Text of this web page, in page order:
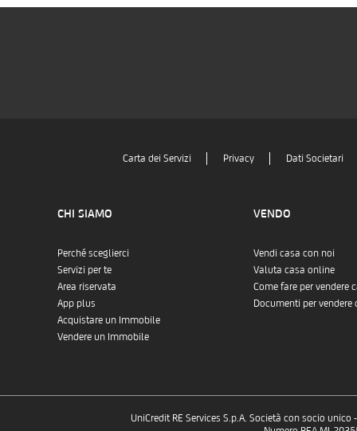
Carta dei Servizi Privacy Dati Societari
CHI SIAMO
Perché sceglierci
Servizi per te
Area riservata
App plus
Acquistare un Immobile
Vendere un Immobile
VENDO
Vendi casa con noi
Valuta casa online
Come fare per vendere
Documenti per vendere
UniCredit RE Services S.p.A. Società con socio